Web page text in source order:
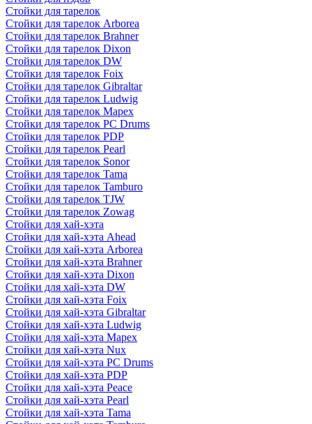
Стойки для тарелок
Стойки для тарелок Arborea
Стойки для тарелок Brahner
Стойки для тарелок Dixon
Стойки для тарелок DW
Стойки для тарелок Foix
Стойки для тарелок Gibraltar
Стойки для тарелок Ludwig
Стойки для тарелок Mapex
Стойки для тарелок PC Drums
Стойки для тарелок PDP
Стойки для тарелок Pearl
Стойки для тарелок Sonor
Стойки для тарелок Tama
Стойки для тарелок Tamburo
Стойки для тарелок TJW
Стойки для тарелок Zowag
Стойки для хай-хэта
Стойки для хай-хэта Ahead
Стойки для хай-хэта Arborea
Стойки для хай-хэта Brahner
Стойки для хай-хэта Dixon
Стойки для хай-хэта DW
Стойки для хай-хэта Foix
Стойки для хай-хэта Gibraltar
Стойки для хай-хэта Ludwig
Стойки для хай-хэта Mapex
Стойки для хай-хэта Nux
Стойки для хай-хэта PC Drums
Стойки для хай-хэта PDP
Стойки для хай-хэта Peace
Стойки для хай-хэта Pearl
Стойки для хай-хэта Tama